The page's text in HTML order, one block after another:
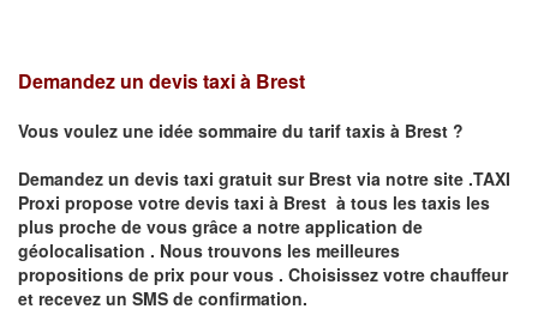
Demandez un devis taxi à Brest
Vous voulez une idée sommaire du tarif taxis à Brest ?
Demandez un devis taxi gratuit sur Brest via notre site .TAXI
Proxi propose votre devis taxi à Brest à tous les taxis les
plus proche de vous grâce a notre application de
géolocalisation . Nous trouvons les meilleures
propositions de prix pour vous . Choisissez votre chauffeur
et recevez un SMS de confirmation.